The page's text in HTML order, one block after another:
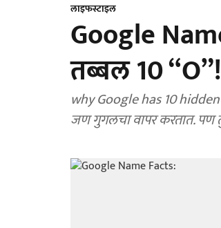
लाइफस्टाइल
Google
तब्बल 10
why Google has 10 hidden
जण गुगलचा वापर करतात. पण